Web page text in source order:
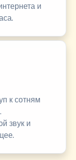
и
к сотням
звук и